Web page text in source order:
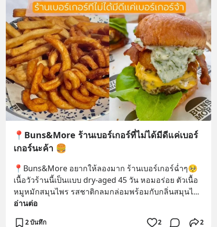
📍Buns&More ร้านเบอร์เกอร์ที่ไม่ได้มีดีแค่เบอร์
เกอร์นะค้า 🍔
📍Buns&More อยากให้ลองมาก ร้านเบอร์เกอร์ฉ่ำๆ🥺
เนื้อวัวร้านนี้เป็นแบบ dry-aged 45 วัน หอมอร่อย ตัวเนื้อ
หมูหมักสมุนไพร รสชาติกลมกล่อมพร้อมกับกลิ่นสมุนไ
อ่านต่อ
2 บันทึก 2 2